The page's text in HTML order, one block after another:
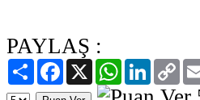
PAYLAŞ :
PaylaşFacebook
X WhatsAppLinkedIn